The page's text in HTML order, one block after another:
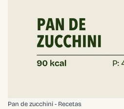
Pan de zucchini - Recetas